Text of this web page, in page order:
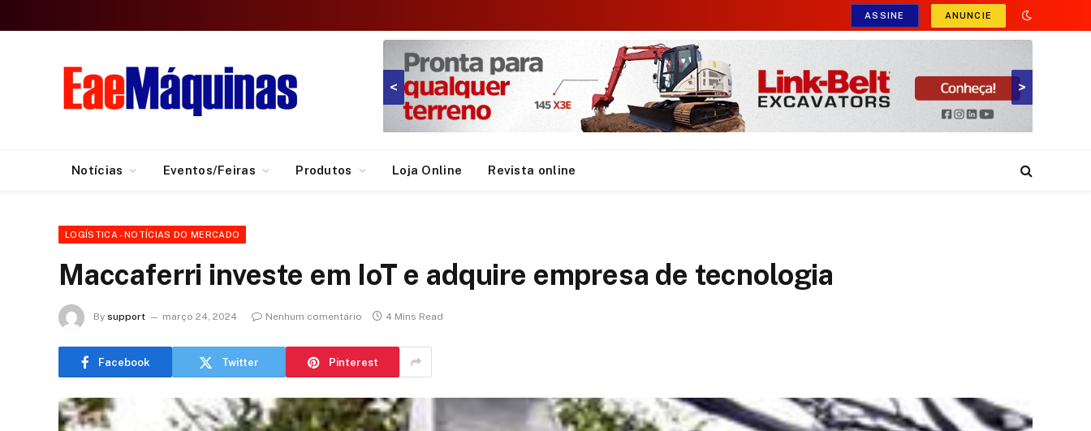
ASSINE ANUNCIE
>
<
Notícias Eventos/Feiras Produtos Loja Online Revista online
LOGÍSTICA - NOTÍCIAS DO MERCADO
Maccaferri investe em IoT e adquire empresa de tecnologia
By support março 24, 2024 Nenhum comentário 4 Mins Read
Facebook Twitter Pinterest